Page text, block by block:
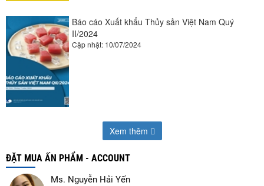
Báo cáo Xuất khẩu Thủy sản Việt Nam Quý
II/2024
Cập nhật: 10/07/2024
Xem thêm
ĐẶT MUA ẤN PHẨM - ACCOUNT
Ms. Nguyễn Hải Yến